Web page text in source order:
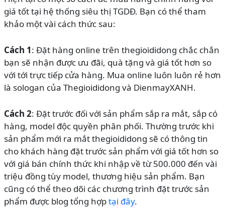
giá tốt tại hệ thống siêu thị TGDĐ. Bạn có thể tham
khảo một vài cách thức sau:
Cách 1: Đặt hàng online trên thegioididong chắc chắn
bạn sẽ nhận được ưu đãi, quà tặng và giá tốt hơn so
với tới trực tiếp cửa hàng. Mua online luôn luôn rẻ hơn
là sologan của Thegioididong và DienmayXANH.
Cách 2: Đặt trước đối với sản phẩm sắp ra mắt, sắp có
hàng, model độc quyền phân phối. Thường trước khi
sản phẩm mới ra mắt thegioididong sẽ có thông tin
cho khách hàng đặt trước sản phẩm với giá tốt hơn so
với giá bán chính thức khi nhập về từ 500.000 đến vài
triệu đồng tùy model, thương hiệu sản phẩm. Bạn
cũng có thể theo dõi các chương trình đặt trước sản
phẩm được blog tổng hợptại đây.